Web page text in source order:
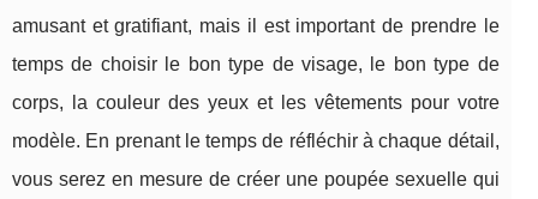
amusant et gratifiant, mais il est important de prendre le
temps de choisir le bon type de visage, le bon type de
corps, la couleur des yeux et les vêtements pour votre
modèle. En prenant le temps de réfléchir à chaque détail,
vous serez en mesure de créer une poupée sexuelle qui